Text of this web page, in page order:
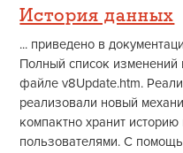
История данных
... приведено в
Полный список изменений
файле v8Update.htm.
реализовали новый
компактно хранит
пользователями. С